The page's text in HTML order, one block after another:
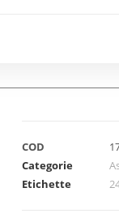
COD
Categorie
Etichette